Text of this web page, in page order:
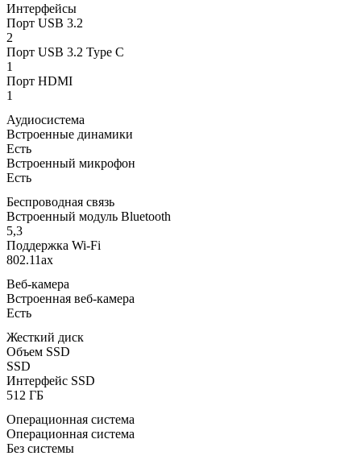
Интерфейсы
Порт USB 3.2
2
Порт USB 3.2 Type C
1
Порт HDMI
1
Аудиосистема
Встроенные динамики
Есть
Встроенный микрофон
Есть
Беспроводная связь
Встроенный модуль Bluetooth
5,3
Поддержка Wi-Fi
802.11ax
Веб-камера
Встроенная веб-камера
Есть
Жесткий диск
Объем SSD
SSD
Интерфейс SSD
512 ГБ
Операционная система
Операционная система
Без системы